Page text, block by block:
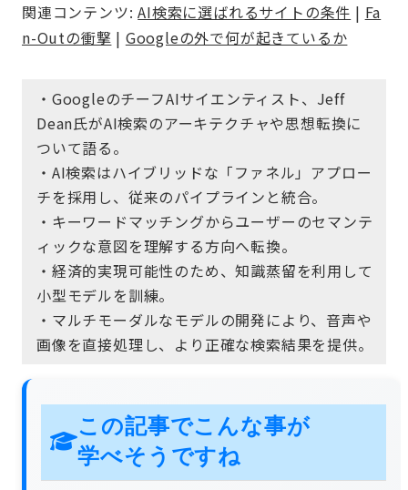
関連コンテンツ:AI検索に選ばれるサイトの条件 | Fa
n-Outの衝撃 | Googleの外で何が起きているか
・GoogleのチーフAIサイエンティスト、Jeff
Dean氏がAI検索のアーキテクチャや思想転換に
ついて語る。
・AI検索はハイブリッドな「ファネル」アプロー
チを採用し、従来のパイプラインと統合。
・キーワードマッチングからユーザーのセマンテ
ィックな意図を理解する方向へ転換。
・経済的実現可能性のため、知識蒸留を利用して
小型モデルを訓練。
・マルチモーダルなモデルの開発により、音声や
画像を直接処理し、より正確な検索結果を提供。
この記事でこんな事が
学べそうですね